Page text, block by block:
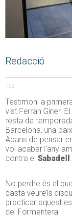
Redacció
163
Testimoni a
vist Ferran Giner.
resta de
Barcelona, una
Abans de pensar
vol acabar l’any
contra elSabadell .
No perdre és el
basta veure’ls
practicar aquest
del Formentera